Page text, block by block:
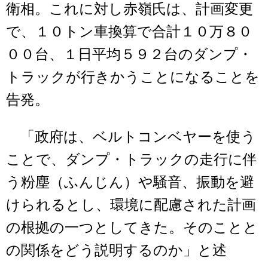
衛相。これに対し赤嶺氏は、計画変更
で、１０トン車換算で合計１０万８０
００台、１日平均５９２台のダンプ・
トラックが行きかうことになることを
告発。
「政府は、ベルトコンベヤーを使う
ことで、ダンプ・トラックの走行に伴
う粉塵（ふんじん）や騒音、振動を避
けられるとし、環境に配慮された計画
の根拠の一つとしてきた。そのことと
の関係をどう説明するのか」と述